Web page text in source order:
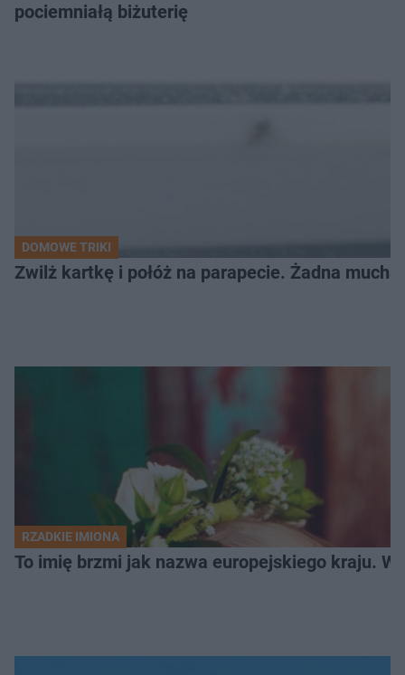
pociemniałą biżuterię
DOMOWE TRIKI
Zwilż kartkę i połóż na parapecie. Żadna
RZADKIE IMIONA
To imię brzmi jak nazwa europejskiego kraju.